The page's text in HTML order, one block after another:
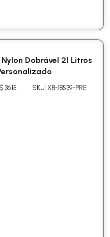
Dobrável 21 Litros
36.15 SKU: XB-18539-PRE